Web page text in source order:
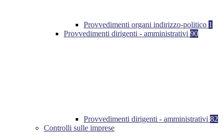
Provvedimenti organi indirizzo-politico 1
Provvedimenti dirigenti - amministrativi 90
Provvedimenti dirigenti - amministrativi 82
Controlli sulle imprese